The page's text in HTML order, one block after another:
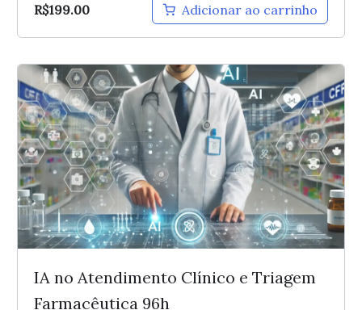
R$199.00 Adicionar ao carrinho
IA no Atendimento Clínico e Triagem
Farmacêutica 96h